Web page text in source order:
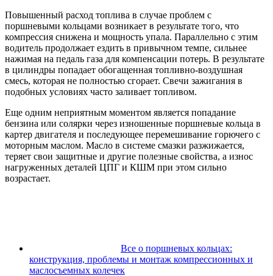
Повышенный расход топлива в случае проблем с
поршневыми кольцами возникает в результате того, что
компрессия снижена и мощность упала. Параллельно с этим
водитель продолжает ездить в привычном темпе, сильнее
нажимая на педаль газа для компенсации потерь. В результате
в цилиндры попадает обогащенная топливно-воздушная
смесь, которая не полностью сгорает. Свечи зажигания в
подобных условиях часто заливает топливом.
Еще одним неприятным моментом является попадание
бензина или солярки через изношенные поршневые кольца в
картер двигателя и последующее перемешивание горючего с
моторным маслом. Масло в системе смазки разжижается,
теряет свои защитные и другие полезные свойства, а износ
нагруженных деталей ЦПГ и КШМ при этом сильно
возрастает.
Все о поршневых кольцах:
конструкция, проблемы и монтаж компрессионных и
маслосъемных колечек